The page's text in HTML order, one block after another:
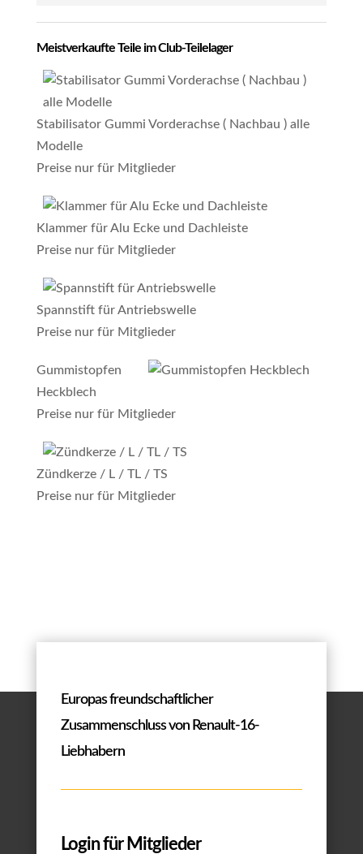
Meistverkaufte Teile im Club-Teilelager
Stabilisator Gummi Vorderachse ( Nachbau ) alle
Modelle
Preise nur für Mitglieder
Klammer für Alu Ecke und Dachleiste
Preise nur für Mitglieder
Spannstift für Antriebswelle
Preise nur für Mitglieder
Gummistopfen
Heckblech
Preise nur für Mitglieder
Zündkerze / L / TL / TS
Preise nur für Mitglieder
Europas freundschaftlicher
Zusammenschluss von Renault-16-
Liebhabern
Login für Mitglieder